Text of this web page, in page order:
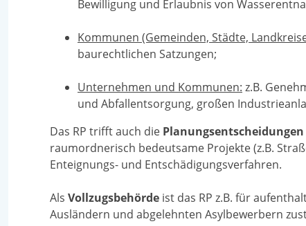
Bewilligung und Erlaubnis von
Kommunen (Gemeinden, Städte,
baurechtlichen Satzungen;
Unternehmen und Kommunen: z.B.
und Abfallentsorgung, großen
Das RP trifft auch die Planungsentscheidungen
raumordnerisch bedeutsame Projekte (z.B.
Enteignungs- und Entschädigungsverfahren.
Als Vollzugsbehörde ist das RP z.B. für
Ausländern und abgelehnten Asylbewerbern